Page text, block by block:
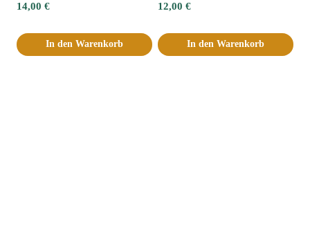
14,00 €
In den Warenkorb
12,00 €
In den Warenkorb